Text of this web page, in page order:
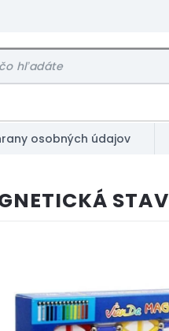
osobných údajov